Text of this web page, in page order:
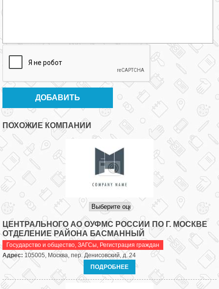
ПОХОЖИЕ КОМПАНИИ
ЦЕНТРАЛЬНОГО АО ОУФМС РОССИИ ПО Г. МОСКВЕ
ОТДЕЛЕНИЕ РАЙОНА БАСМАННЫЙ
Государство и общество, ЗАГСы, Регистрация граждан
Адрес: 105005, Москва, пер. Денисовский, д. 24
ПОДРОБНЕЕ